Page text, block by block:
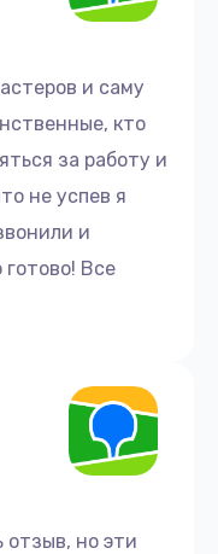
и саму
кто
за работу и
не успев я
и
готово! Все
отзыв, но эти